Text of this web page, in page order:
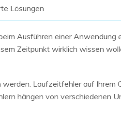
ansehen
PPT-
Wiederherstellung
PDF-
Lösungen
Ausführen einer
Zeitpunkt wirklich wissen
Laufzeitfehler auf Ihrem
hängen von verschiedenen